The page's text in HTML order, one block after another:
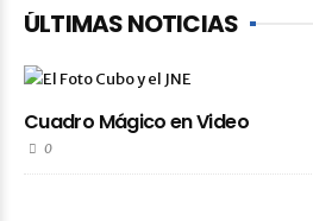
ÚLTIMAS NOTICIAS
Cuadro Mágico en Video
0